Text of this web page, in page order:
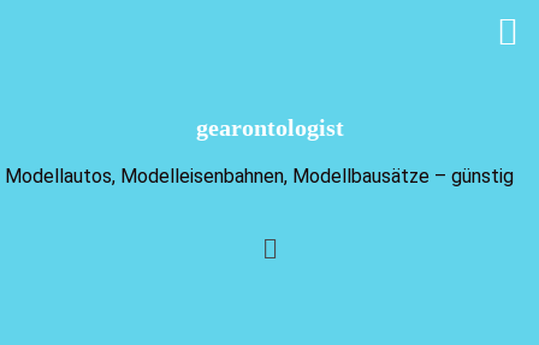
Modellautos, Modelleisenbahnen, Modellbausätze – günstig
gearontologist